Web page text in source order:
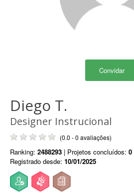
Convidar
Diego T.
Designer Instrucional
(0.0 - 0 avaliações)
Ranking: 2488293 | Projetos concluídos: 0
Registrado desde: 10/01/2025